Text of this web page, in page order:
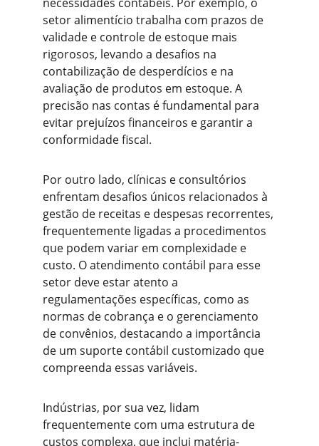
setor alimentício trabalha com prazos de
validade e controle de estoque mais
rigorosos, levando a desafios na
contabilização de desperdícios e na
avaliação de produtos em estoque. A
precisão nas contas é fundamental para
evitar prejuízos financeiros e garantir a
conformidade fiscal.
Por outro lado, clínicas e consultórios
enfrentam desafios únicos relacionados à
gestão de receitas e despesas recorrentes,
frequentemente ligadas a procedimentos
que podem variar em complexidade e
custo. O atendimento contábil para esse
setor deve estar atento a
regulamentações específicas, como as
normas de cobrança e o gerenciamento
de convênios, destacando a importância
de um suporte contábil customizado que
compreenda essas variáveis.
Indústrias, por sua vez, lidam
frequentemente com uma estrutura de
custos complexa, que inclui matéria-